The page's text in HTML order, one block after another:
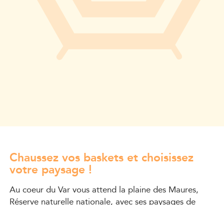
Chaussez vos baskets et choisissez
votre paysage !
Au coeur du Var vous attend la plaine des Maures,
Réserve naturelle nationale, avec ses paysages de